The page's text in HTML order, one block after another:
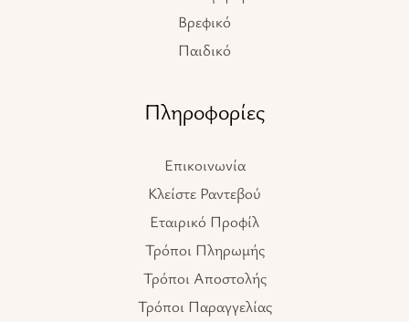
Βρεφικό
Παιδικό
Πληροφορίες
Επικοινωνία
Κλείστε Ραντεβού
Εταιρικό Προφίλ
Τρόποι Πληρωμής
Τρόποι Αποστολής
Τρόποι Παραγγελίας